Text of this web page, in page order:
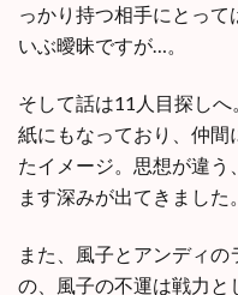
っかり持つ相手にとっ
いぶ曖昧ですが…。
そして話は11人目探し
紙にもなっており、仲間
たイメージ。思想が違
ます深みが出てきました。
また、風子とアンディ
の、風子の不運は戦力と